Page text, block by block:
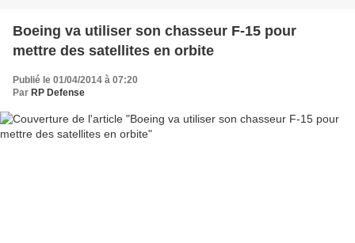
Boeing va utiliser son chasseur F-15 pour
mettre des satellites en orbite
Publié le 01/04/2014 à 07:20
Par RP Defense